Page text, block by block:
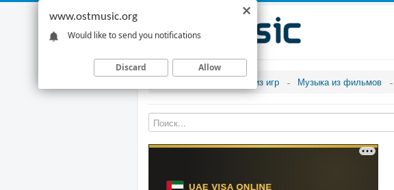
Музыка из игр Музыка из фильмов
www.ostmusic.org
Would like to send you notifications
Discard Allow